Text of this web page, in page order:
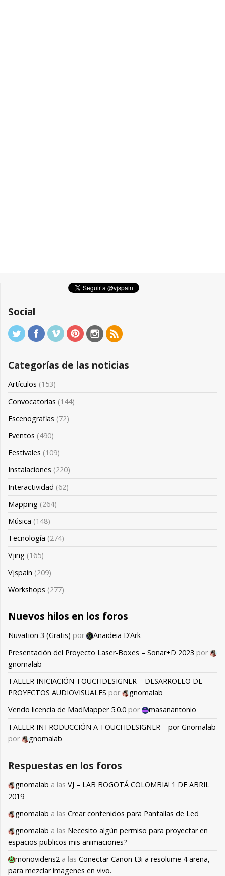
Social
Categorías de las noticias
Artículos (153)
Convocatorias (144)
Escenografias (72)
Eventos (490)
Festivales (109)
Instalaciones (220)
Interactividad (62)
Mapping (264)
Música (148)
Tecnología (274)
Vjing (165)
Vjspain (209)
Workshops (277)
Nuevos hilos en los foros
Nuvation 3 (Gratis) por
Anaideia D’Ark
Presentación del Proyecto Laser-Boxes – Sonar+D 2023 por
gnomalab
TALLER INICIACIÓN TOUCHDESIGNER – DESARROLLO DE
PROYECTOS AUDIOVISUALES por
gnomalab
Vendo licencia de MadMapper 5.0.0 por
masanantonio
TALLER INTRODUCCIÓN A TOUCHDESIGNER – por Gnomalab
por
gnomalab
Respuestas en los foros
gnomalab a las VJ – LAB BOGOTÁ COLOMBIA! 1 DE ABRIL
2019
gnomalab a las Crear contenidos para Pantallas de Led
gnomalab a las Necesito algún permiso para proyectar en
espacios publicos mis animaciones?
monovidens2 a las Conectar Canon t3i a resolume 4 arena,
para mezclar imagenes en vivo.